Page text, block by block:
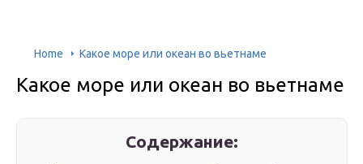
Home Какое море или океан во вьетнаме
Какое море или океан во вьетнаме
Содержание: